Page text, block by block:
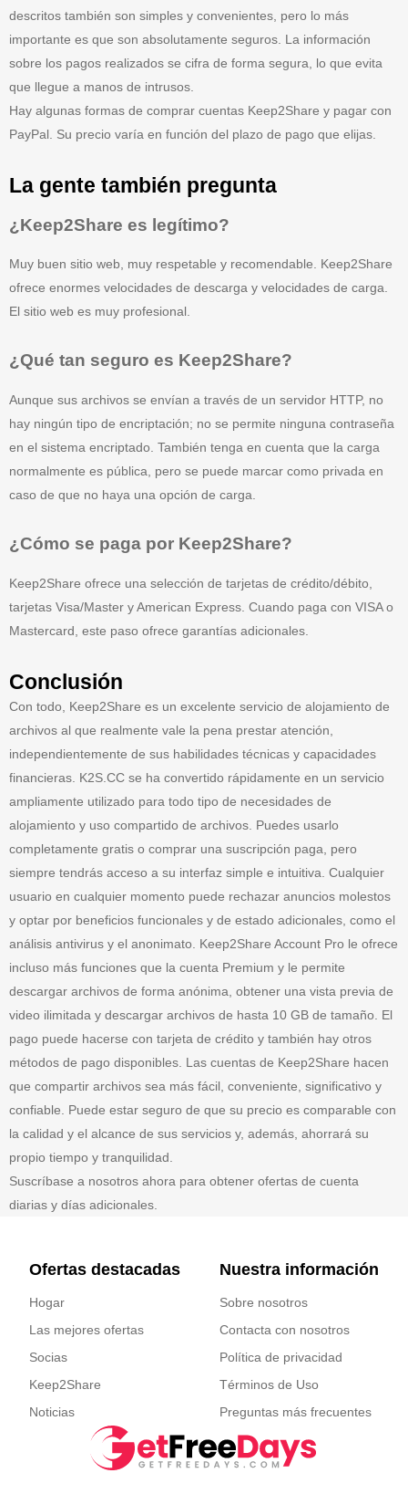
descritos también son simples y convenientes, pero lo más
importante es que son absolutamente seguros. La información
sobre los pagos realizados se cifra de forma segura, lo que evita
que llegue a manos de intrusos.
Hay algunas formas de comprar cuentas Keep2Share y pagar con
PayPal. Su precio varía en función del plazo de pago que elijas.
La gente también pregunta
¿Keep2Share es legítimo?
Muy buen sitio web, muy respetable y recomendable. Keep2Share
ofrece enormes velocidades de descarga y velocidades de carga.
El sitio web es muy profesional.
¿Qué tan seguro es Keep2Share?
Aunque sus archivos se envían a través de un servidor HTTP, no
hay ningún tipo de encriptación; no se permite ninguna contraseña
en el sistema encriptado. También tenga en cuenta que la carga
normalmente es pública, pero se puede marcar como privada en
caso de que no haya una opción de carga.
¿Cómo se paga por Keep2Share?
Keep2Share ofrece una selección de tarjetas de crédito/débito,
tarjetas Visa/Master y American Express. Cuando paga con VISA o
Mastercard, este paso ofrece garantías adicionales.
Conclusión
Con todo, Keep2Share es un excelente servicio de alojamiento de
archivos al que realmente vale la pena prestar atención,
independientemente de sus habilidades técnicas y capacidades
financieras. K2S.CC se ha convertido rápidamente en un servicio
ampliamente utilizado para todo tipo de necesidades de
alojamiento y uso compartido de archivos. Puedes usarlo
completamente gratis o comprar una suscripción paga, pero
siempre tendrás acceso a su interfaz simple e intuitiva. Cualquier
usuario en cualquier momento puede rechazar anuncios molestos
y optar por beneficios funcionales y de estado adicionales, como el
análisis antivirus y el anonimato. Keep2Share Account Pro le ofrece
incluso más funciones que la cuenta Premium y le permite
descargar archivos de forma anónima, obtener una vista previa de
video ilimitada y descargar archivos de hasta 10 GB de tamaño. El
pago puede hacerse con tarjeta de crédito y también hay otros
métodos de pago disponibles. Las cuentas de Keep2Share hacen
que compartir archivos sea más fácil, conveniente, significativo y
confiable. Puede estar seguro de que su precio es comparable con
la calidad y el alcance de sus servicios y, además, ahorrará su
propio tiempo y tranquilidad.
Suscríbase a nosotros ahora para obtener ofertas de cuenta
diarias y días adicionales.
Ofertas destacadas
Hogar
Las mejores ofertas
Socias
Keep2Share
Noticias
Nuestra información
Sobre nosotros
Contacta con nosotros
Política de privacidad
Términos de Uso
Preguntas más frecuentes